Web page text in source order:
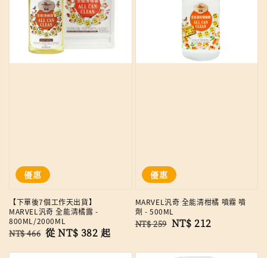
優惠
【下單後7個工作天出貨】
MARVEL汎奇 全能清橘露 -
800ML/2000ML
Regular
NT$ 466 Sale
從NT$ 382 起
優惠
MARVEL汎奇 全能清柑橘 噴霧 噴
劑 - 500ML
Regular
NT$ 259 Sale
NT$ 212